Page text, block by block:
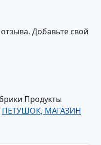
Добавьте свой
Продукты
ПЕТУШОК, МАГАЗИН